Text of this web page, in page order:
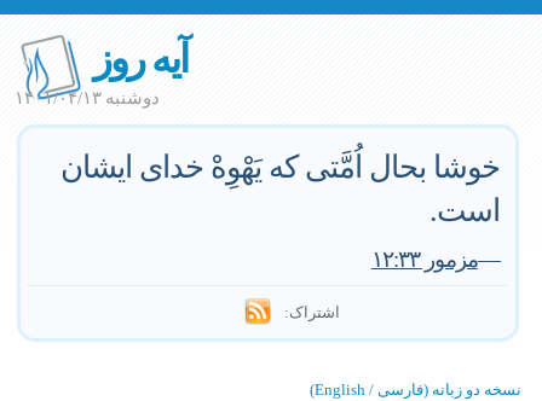
آیه روز
دوشنبه ۱۴۰۱/۰۴/۱۳
خوشا بحال اُمَّتی که یَهْوِهْ خدای ایشان
است.
—مزمور ۱۲:۳۳
اشتراک:
نسخه دو زبانه (فارسی / English)